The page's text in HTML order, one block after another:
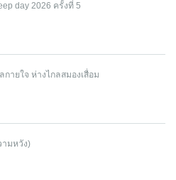
day 2026 ครั้งที่ 5
ายใจ ห่างไกลสมองเสื่อม
ามหวัง)